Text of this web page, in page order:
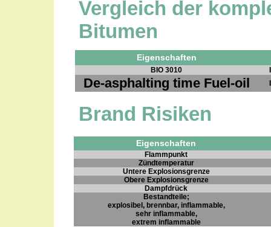
Vergleich der
Bitumen
Eigenschaften
BIO 3010
De-asphalting time Fuel-oil
Brand Risiken
Eigenschaften
Flammpunkt
Zündtemperatur
Untere Explosionsgrenze
Obere Explosionsgrenze
Dampfdrück
Bestandteile;
explosibel, brennbar, inflammable,
sehr inflammable,
extrem inflammable